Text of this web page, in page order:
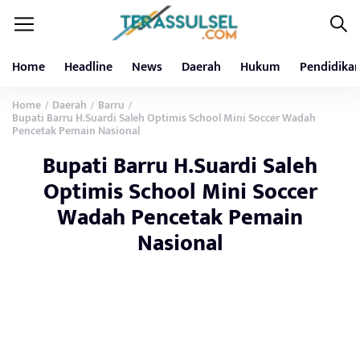
Home Headline News Daerah Hukum
Home / Daerah / Barru /
Bupati Barru H.Suardi Saleh Optimis School Mini Soccer Wadah
Pencetak Pemain Nasional
Bupati Barru H.Suardi Saleh
Optimis School Mini Soccer
Wadah Pencetak Pemain
Nasional